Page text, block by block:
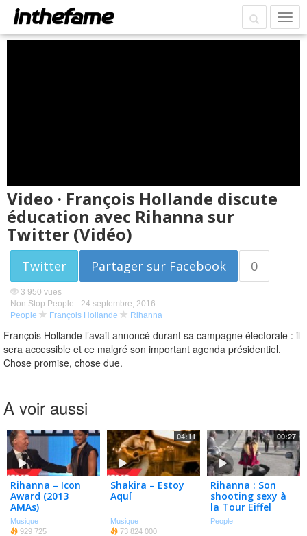
Video · François Hollande discute
éducation avec Rihanna sur
Twitter (Vidéo)
Twitter Partager sur Facebook 0
3 950 vues
Non Stop People - 24 septembre, 2016
People
François Hollande Rihanna
François Hollande l’avait annoncé durant sa campagne électorale : il
sera accessible et ce malgré son important agenda présidentiel.
Chose promise, chose due.
A voir aussi
Rihanna – Icon
Award (2013
AMAs)
Musique
929 725
04:11
Shakira – Estoy
Aquí
Musique
73 824 000
00:27
Rihanna : Son
shooting sexy à
la Tour Eiffel
(video)
People